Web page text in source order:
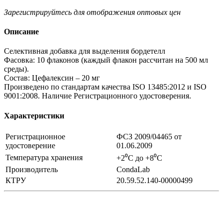
Зарегистрируйтесь для отображения оптовых цен
Описание
Селективная добавка для выделения бордетелл
Фасовка: 10 флаконов (каждый флакон рассчитан на 500 мл
cреды).
Состав: Цефалексин – 20 мг
Произведено по стандартам качества ISO 13485:2012 и ISO
9001:2008. Наличие Регистрационного удостоверения.
Характеристики
Регистрационное
удостоверение
ФСЗ 2009/04465 от
01.06.2009
Температура хранения
+2⁰С до +8⁰С
Производитель
CondaLab
КТРУ
20.59.52.140-00000499